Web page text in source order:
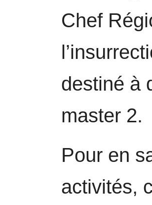
Chef
destiné à
master 2.
Pour en
activités,